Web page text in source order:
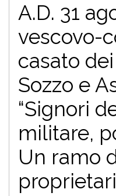
A.D. 31
vescovo-
casato
Sozzo e
“Signori
militare,
Un ramo